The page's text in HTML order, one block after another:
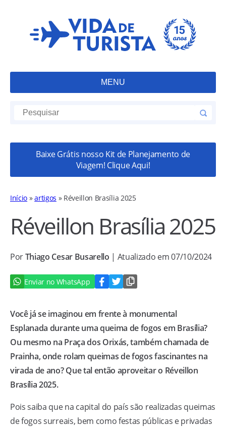
MENU
Baixe Grátis nosso Kit de Planejamento de
Viagem! Clique Aqui!
Início »artigos » Réveillon Brasília 2025
Réveillon Brasília 2025
PorThiago Cesar Busarello | Atualizado em 07/10/2024
Enviar no WhatsApp
Você já se imaginou em frente à monumental
Esplanada durante uma queima de fogos em Brasília?
Ou mesmo na Praça dos Orixás, também chamada de
Prainha, onde rolam queimas de fogos fascinantes na
virada de ano? Que tal então aproveitar o Réveillon
Brasília 2025.
Pois saiba que na capital do país são realizadas queimas
de fogos surreais, bem como festas públicas e privadas